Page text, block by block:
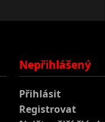
Nepřihlášený
Přihlásit
Registrovat